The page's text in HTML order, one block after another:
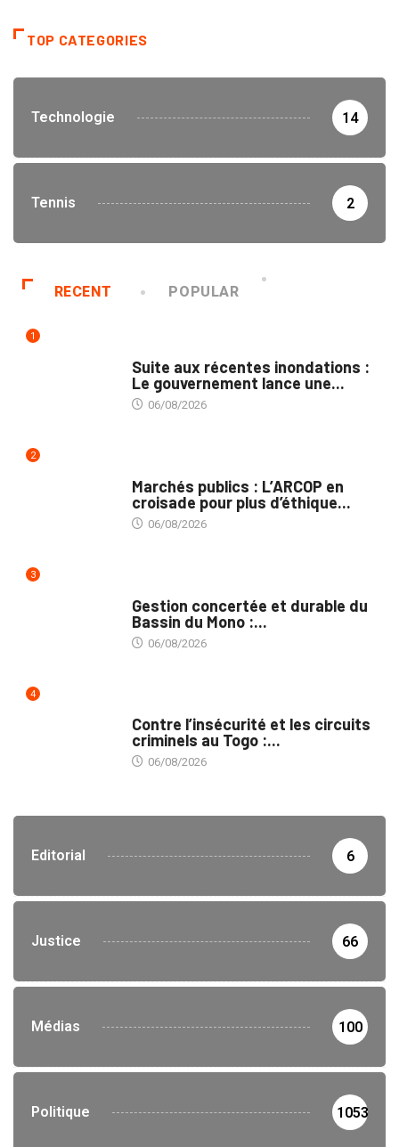
TOP CATEGORIES
Technologie 14
Tennis 2
RECENT POPULAR
1
Suite aux récentes inondations :
Le gouvernement lance une...
06/08/2026
2
Marchés publics : L’ARCOP en
croisade pour plus d’éthique...
06/08/2026
3
Gestion concertée et durable du
Bassin du Mono :...
06/08/2026
4
Contre l’insécurité et les circuits
criminels au Togo :...
06/08/2026
Editorial 6
Justice 66
Médias 100
Politique 1053